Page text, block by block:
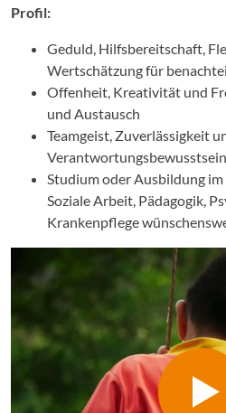
Profil:
Geduld, Hilfsbereitschaft,
Wertschätzung für
Offenheit, Kreativität und
und Austausch
Teamgeist, Zuverlässigkeit
Verantwortungsbewusstsein
Studium oder Ausbildung
Soziale Arbeit, Pädagogik,
Krankenpflege